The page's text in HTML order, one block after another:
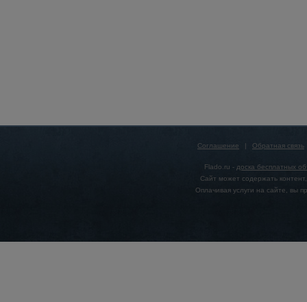
Соглашение | Обратная связь
Flado.ru - доска бесплатных
Сайт может содержать
Оплачивая услуги на сайте, вы